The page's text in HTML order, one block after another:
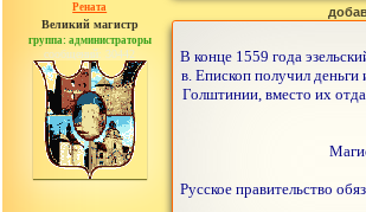
Рената
Великий магистр
группа: администраторы
сообщений: 30442
В конце 1559 года
в. Епископ получил
Голштинии, вместо их
Русское правительство